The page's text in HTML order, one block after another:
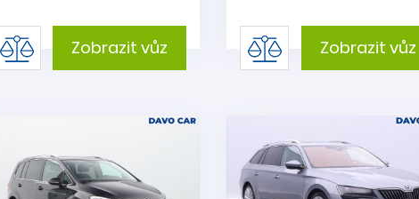
Zobrazit vůz Zobrazit vůz